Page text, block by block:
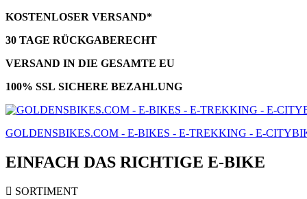
KOSTENLOSER VERSAND*
30 TAGE RÜCKGABERECHT
VERSAND IN DIE GESAMTE EU
100% SSL SICHERE BEZAHLUNG
GOLDENSBIKES.COM - E-BIKES - E-TREKKING - E-
EINFACH DAS RICHTIGE E-BIKE
SORTIMENT